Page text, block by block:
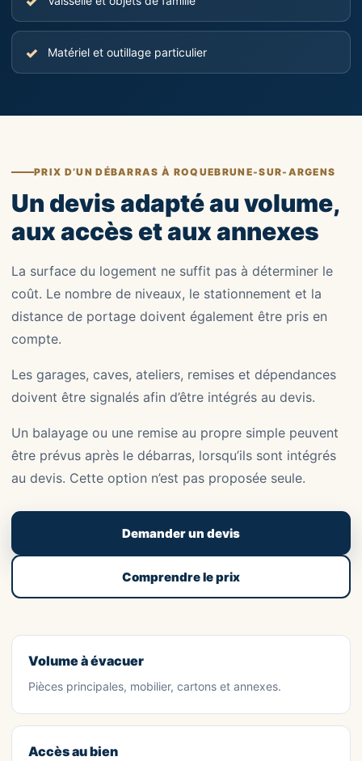
Matériel et outillage particulier
PRIX D’UN DÉBARRAS À ROQUEBRUNE-SUR-ARGENS
Un devis adapté au volume,
aux accès et aux annexes
La surface du logement ne suffit pas à déterminer le
coût. Le nombre de niveaux, le stationnement et la
distance de portage doivent également être pris en
compte.
Les garages, caves, ateliers, remises et dépendances
doivent être signalés afin d’être intégrés au devis.
Un balayage ou une remise au propre simple peuvent
être prévus après le débarras, lorsqu’ils sont intégrés
au devis. Cette option n’est pas proposée seule.
Demander un devis
Comprendre le prix
Volume à évacuer
Pièces principales, mobilier, cartons et annexes.
Accès au bien